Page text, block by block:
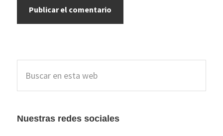
Barra
lateral
esta
Nuestras redes sociales